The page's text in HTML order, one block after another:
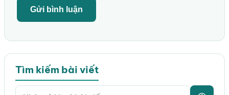
Tìm kiếm bài viết